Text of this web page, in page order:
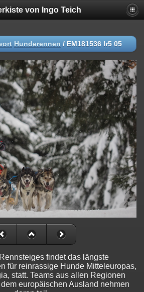
von Ingo Teich
Hunderennen / EM181536 lr5 05
findet das längste
für reinrassige Hunde Mitteleuropas,
statt. Teams aus allen Regionen
europäischen Ausland nehmen